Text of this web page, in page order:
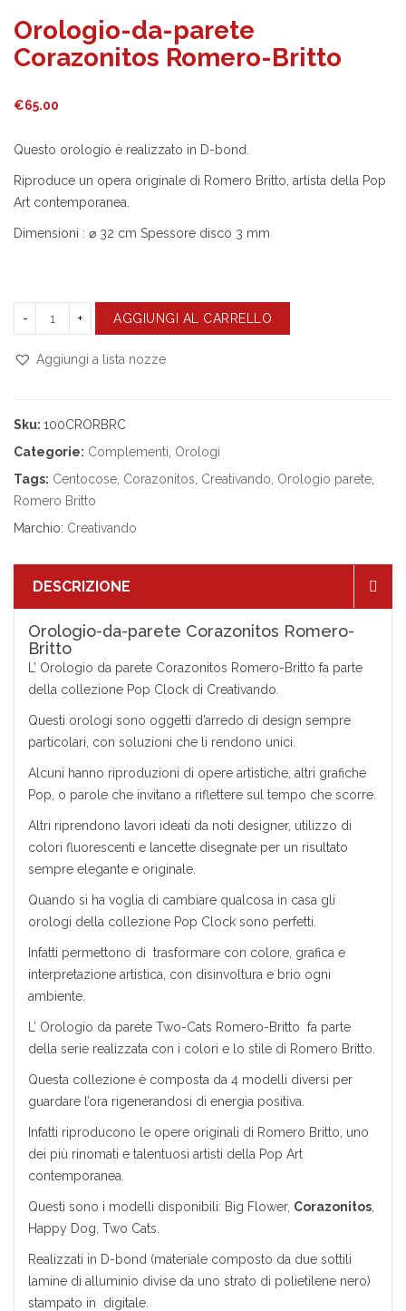
Orologio-da-parete
Corazonitos Romero-Britto
€65.00
Questo orologio è realizzato in D-bond.
Riproduce un opera originale di Romero Britto, artista della Pop
Art contemporanea.
Dimensioni : ⌀ 32 cm Spessore disco 3 mm
AGGIUNGI AL CARRELLO
Aggiungi a lista nozze
Sku: 100CRORBRC
Categorie: Complementi Orologi
Tags: Centocose Corazonitos Creativando Orologio parete
Romero Britto
Marchio: Creativando
DESCRIZIONE
Orologio-da-parete Corazonitos Romero-
Britto
L’ Orologio da parete Corazonitos Romero-Britto fa parte
della collezione Pop Clock di Creativando.
Questi orologi sono oggetti d’arredo di design sempre
particolari, con soluzioni che li rendono unici.
Alcuni hanno riproduzioni di opere artistiche, altri grafiche
Pop, o parole che invitano a riflettere sul tempo che scorre.
Altri riprendono lavori ideati da noti designer, utilizzo di
colori fluorescenti e lancette disegnate per un risultato
sempre elegante e originale.
Quando si ha voglia di cambiare qualcosa in casa gli
orologi della collezione Pop Clock sono perfetti.
Infatti permettono di trasformare con colore, grafica e
interpretazione artistica, con disinvoltura e brio ogni
ambiente.
L’ Orologio da parete Two-Cats Romero-Britto fa parte
della serie realizzata con i colori e lo stile di Romero Britto.
Questa collezione è composta da 4 modelli diversi per
guardare l’ora rigenerandosi di energia positiva.
Infatti riproducono le opere originali di Romero Britto, uno
dei più rinomati e talentuosi artisti della Pop Art
contemporanea.
Questi sono i modelli disponibili: Big Flower, Corazonitos
Happy Dog, Two Cats.
Realizzati in D-bond (materiale composto da due sottili
lamine di alluminio divise da uno strato di polietilene nero)
stampato in digitale.